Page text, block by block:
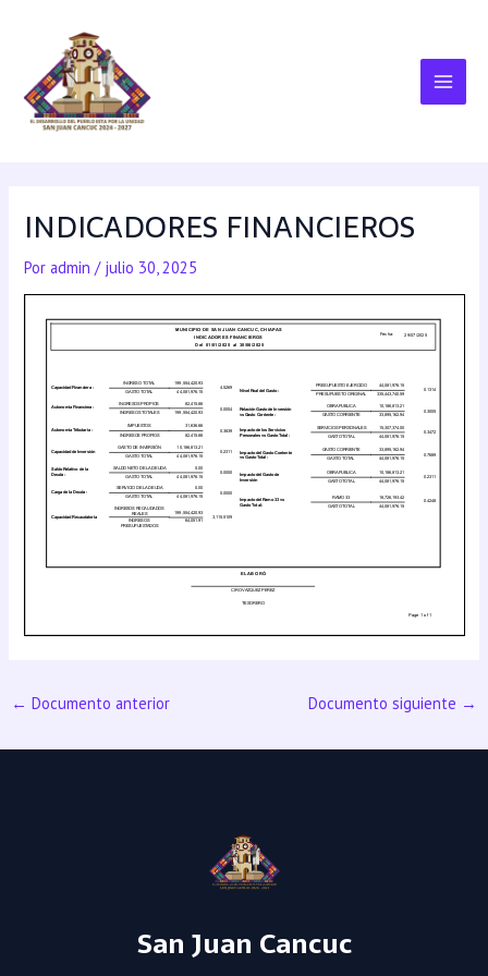
INDICADORES FINANCIEROS
Poradmin/ julio 30, 2025
← Documento anterior Documento siguiente →
San Juan Cancuc